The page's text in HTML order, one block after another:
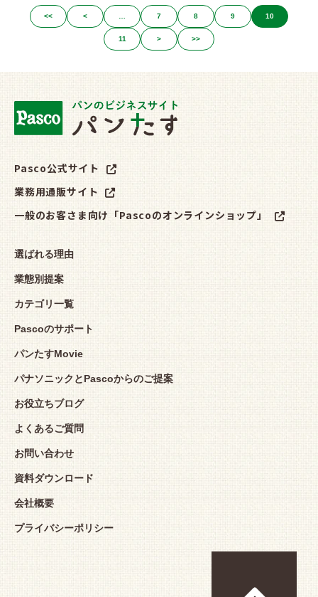
<< < 7 8 9 10
11 > >>
Pasco公式サイト
業務用通販サイト
一般のお客さま向け「Pascoのオンラインショップ」
選ばれる理由
業態別提案
カテゴリ一覧
Pascoのサポート
パンたすMovie
パナソニックとPascoからのご提案
お役立ちブログ
よくあるご質問
お問い合わせ
資料ダウンロード
会社概要
プライバシーポリシー